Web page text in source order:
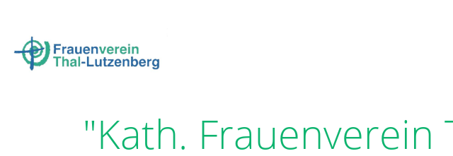
"Kath. Frauenverein